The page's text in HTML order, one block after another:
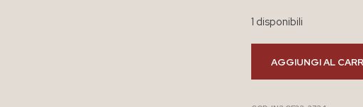
1 disponibili
AGGIUNGI AL